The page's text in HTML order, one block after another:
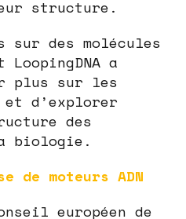
structure.
sur des molécules
a
plus sur les
et d’explorer
des
biologie.
de moteurs ADN
européen de